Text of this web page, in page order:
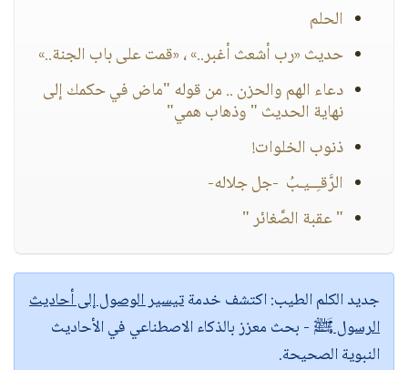
الحلم
حديث «رب أشعث أغبر..» ، «قمت على باب الجنة..»
دعاء الهم والحزن .. من قوله "ماض في حكمك إلى
نهاية الحديث " وذهاب همي"
ذنوب الخلوات!
الرَّقـِــيـبُ -جل جلاله-
" عقبة الصَّغائر "
جديد الكلم الطيب:اكتشف خدمةتيسير الوصول إلى أحاديث
الرسول ﷺ - بحث معزز بالذكاء الاصطناعي في الأحاديث
النبوية الصحيحة.